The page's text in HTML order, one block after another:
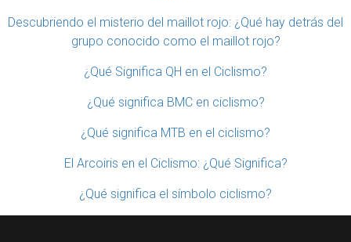
Descubriendo el misterio del maillot rojo: ¿Qué hay detrás del
grupo conocido como el maillot rojo?
¿Qué Significa QH en el Ciclismo?
¿Qué significa BMC en ciclismo?
¿Qué significa MTB en el ciclismo?
El Arcoiris en el Ciclismo: ¿Qué Significa?
¿Qué significa el símbolo ciclismo?